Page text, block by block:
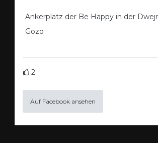
Ankerplatz der Be Happy in der
Gozo
2
Auf Facebook ansehen